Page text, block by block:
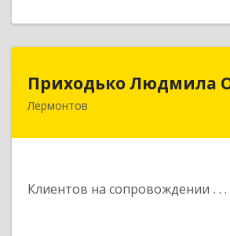
Приходько Людмила
Лермонтов
Клиентов на сопровождении
357341, Лермонтов г,